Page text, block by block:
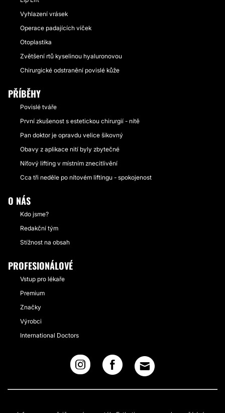
Vyhlazení vrásek
Operace padajících víček
Otoplastika
Zvětšení rtů kyselinou hyaluronovou
Chirurgické odstranění povislé kůže
PŘÍBĚHY
Povislé tváře
První zkušenost s estetickou chirurgií - nítě
Pan doktor je opravdu velice šikovný
Obavy z aplikace nití byly zbytečné
Níťový lifting v místním znecitlivění
Cca tři neděle po nítovém liftingu - spokojenost
O NÁS
Kdo jsme?
Redakční tým
Stížnost na obsah
PROFESIONÁLOVÉ
Vstup pro lékaře
Premium
Značky
Výrobci
International Doctors